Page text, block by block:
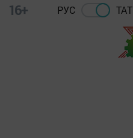
16+ РУС ТАТ